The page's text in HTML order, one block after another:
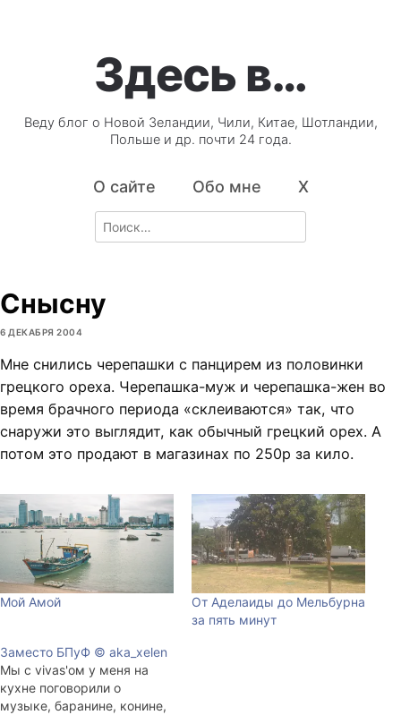
Здесь в…
Веду блог о Новой Зеландии, Чили, Китае, Шотландии,
Польше и др. почти 24 года.
О сайте Обо мне X
Search
for:
Снысну
6 ДЕКАБРЯ 2004
Мне снились черепашки с панцирем из половинки
грецкого ореха. Черепашка-муж и черепашка-жен во
время брачного периода «склеиваются» так, что
снаружи это выглядит, как обычный грецкий орех. А
потом это продают в магазинах по 250р за кило.
Мой Амой
От Аделаиды до Мельбурна
за пять минут
Заместо БПуФ © aka_xelen
Мы с vivas'ом у меня на
кухне поговорили о
музыке, баранине, конине,